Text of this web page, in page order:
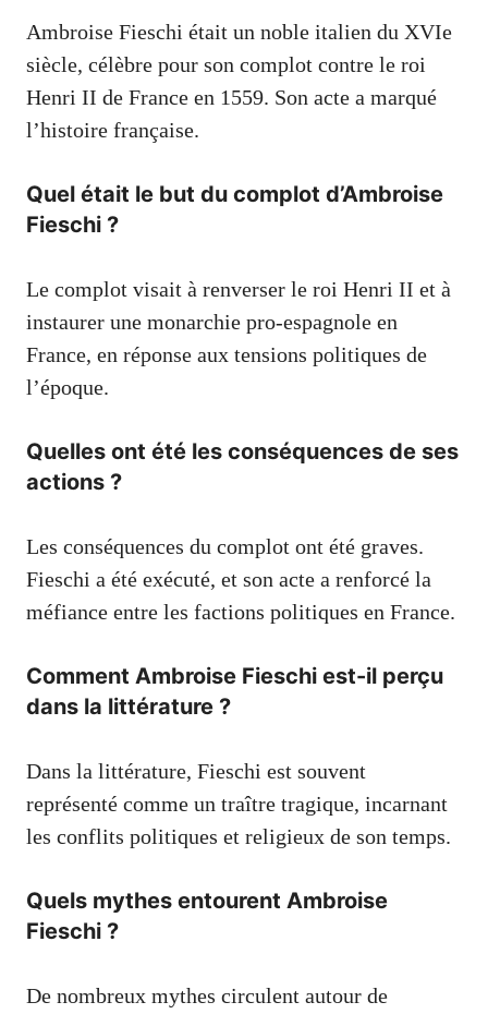
Ambroise Fieschi était un noble italien du XVIe
siècle, célèbre pour son complot contre le roi
Henri II de France en 1559. Son acte a marqué
l’histoire française.
Quel était le but du complot d’Ambroise
Fieschi ?
Le complot visait à renverser le roi Henri II et à
instaurer une monarchie pro-espagnole en
France, en réponse aux tensions politiques de
l’époque.
Quelles ont été les conséquences de ses
actions ?
Les conséquences du complot ont été graves.
Fieschi a été exécuté, et son acte a renforcé la
méfiance entre les factions politiques en France.
Comment Ambroise Fieschi est-il perçu
dans la littérature ?
Dans la littérature, Fieschi est souvent
représenté comme un traître tragique, incarnant
les conflits politiques et religieux de son temps.
Quels mythes entourent Ambroise
Fieschi ?
De nombreux mythes circulent autour de